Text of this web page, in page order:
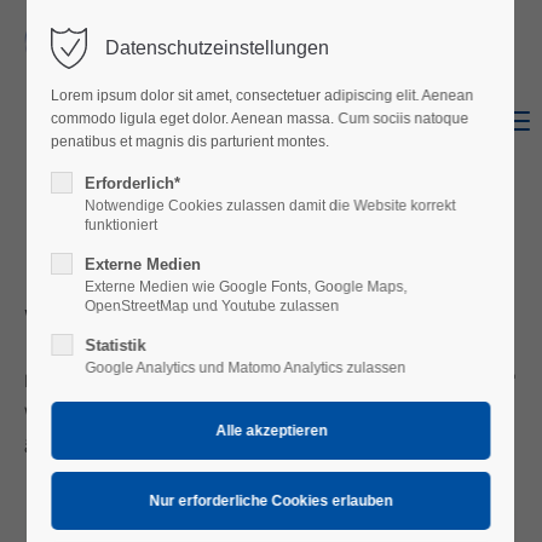
Login
Benutzername
Passwort
Anmelden
Register|Lost your password?
Support
Lorem ipsum dolor sit amet:
Menu
Shop Facebook
Kochmann-Tourenstiefel TRAVEL:
Vergleichstest Urteil"gut":
Der Kochmann-Tourenstiefel TRAVEL überzeugte im "Motorrad"
Vergleichstes Ausg. 12/2021 u.a. durch hohen Tragekomfort und
äußerst angenehme Bedienung. Testurteil "gut".
Datenschutzeinstellungen
Lorem ipsum dolor sit amet, consectetuer adipiscing elit. Aenean
commodo ligula eget dolor. Aenean massa. Cum sociis natoque
penatibus et magnis dis parturient montes.
Erforderlich*
Notwendige Cookies zulassen damit die Website korrekt
funktioniert
Externe Medien
Externe Medien wie Google Fonts, Google Maps,
OpenStreetMap und Youtube zulassen
Statistik
Google Analytics und Matomo Analytics zulassen